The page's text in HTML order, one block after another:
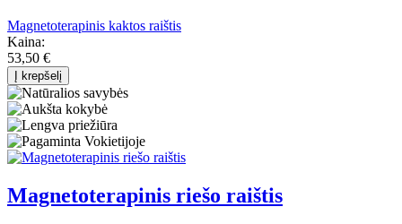
Magnetoterapinis kaktos raištis
Kaina:
53,50 €
Į krepšelį
Magnetoterapinis riešo raištis